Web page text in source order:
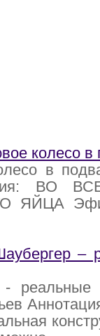
колесо в
в
ВО
ЯЙЦА
–
- реальные